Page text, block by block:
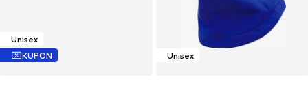
Unisex
KUPON
Unisex